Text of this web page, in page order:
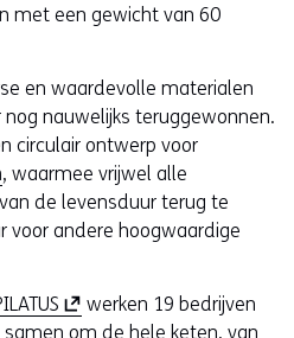
met een gewicht van 60
en waardevolle materialen
nog nauwelijks teruggewonnen.
circulair ontwerp voor
, waarmee vrijwel alle
de levensduur terug te
voor andere hoogwaardige
(
o
werken 19 bedrijven
om de hele keten, van